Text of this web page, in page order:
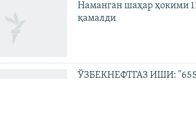
Наманган шаҳар ҳокими
қамалди
ЎЗБЕКНЕФТГАЗ ИШИ: